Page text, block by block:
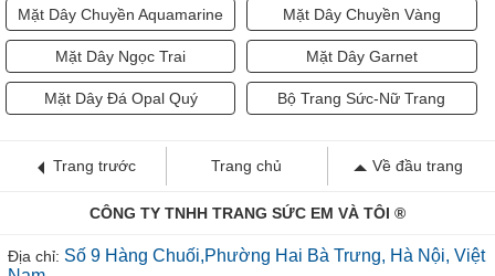
Mặt Dây Chuyền Aquamarine Mặt Dây Chuyền Vàng
Mặt Dây Ngọc Trai Mặt Dây Garnet
Mặt Dây Đá Opal Quý Bộ Trang Sức-Nữ Trang
Trang trước Trang chủ Về đầu trang
CÔNG TY TNHH TRANG SỨC EM VÀ TÔI ®
Địa chỉ: Số 9 Hàng Chuối,Phường Hai Bà Trưng, Hà Nội, Việt